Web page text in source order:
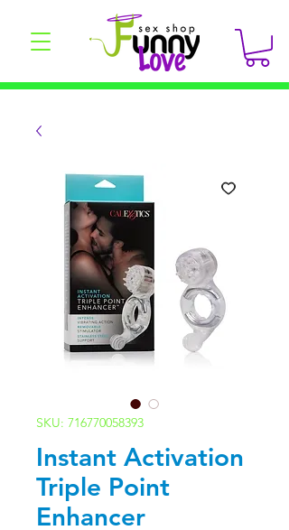
SKU: 716770058393
Instant Activation
Triple Point
Enhancer